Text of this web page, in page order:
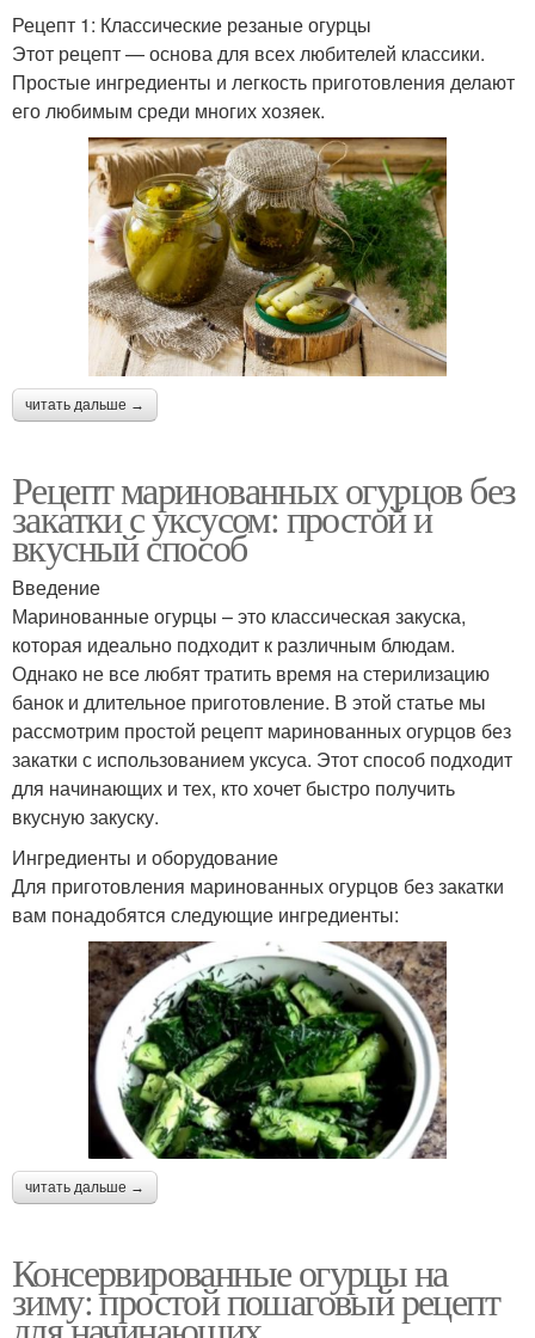
Рецепт 1: Классические резаные огурцы
Этот рецепт — основа для всех любителей классики.
Простые ингредиенты и легкость приготовления делают
его любимым среди многих хозяек.
читать дальше →
Рецепт маринованных огурцов без
закатки с уксусом: простой и
вкусный способ
Введение
Маринованные огурцы – это классическая закуска,
которая идеально подходит к различным блюдам.
Однако не все любят тратить время на стерилизацию
банок и длительное приготовление. В этой статье мы
рассмотрим простой рецепт маринованных огурцов без
закатки с использованием уксуса. Этот способ подходит
для начинающих и тех, кто хочет быстро получить
вкусную закуску.
Ингредиенты и оборудование
Для приготовления маринованных огурцов без закатки
вам понадобятся следующие ингредиенты:
читать дальше →
Консервированные огурцы на
зиму: простой пошаговый рецепт